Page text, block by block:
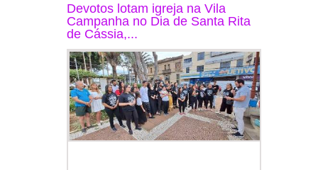
Devotos lotam igreja na Vila
Campanha no Dia de Santa Rita
de Cássia,...